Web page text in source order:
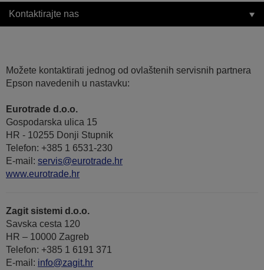
Kontaktirajte nas
Možete kontaktirati jednog od ovlaštenih servisnih partnera
Epson navedenih u nastavku:
Eurotrade d.o.o.
Gospodarska ulica 15
HR - 10255 Donji Stupnik
Telefon: +385 1 6531-230
E-mail: servis@eurotrade.hr
www.eurotrade.hr
Zagit sistemi d.o.o.
Savska cesta 120
HR – 10000 Zagreb
Telefon: +385 1 6191 371
E-mail: info@zagit.hr